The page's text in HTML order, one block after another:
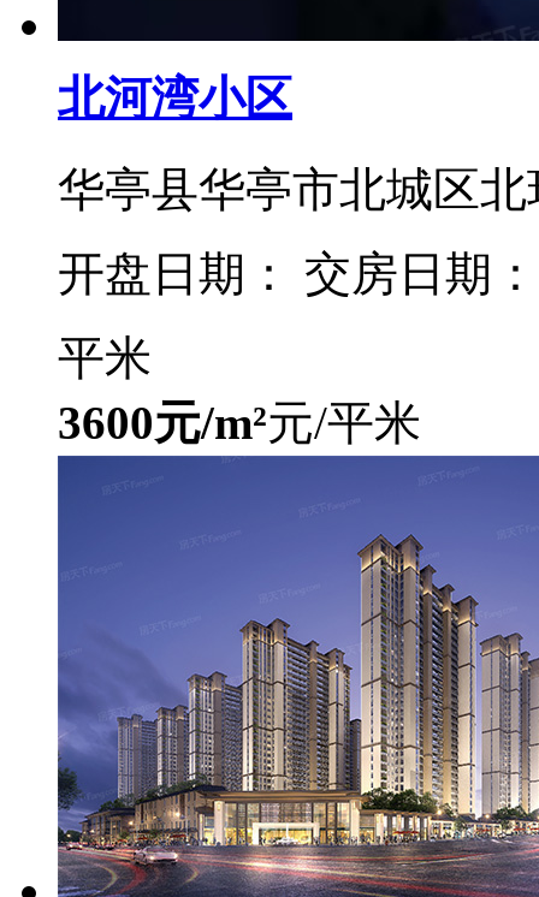
北河湾小区
华亭县华亭市北城区
开盘日期： 交房日期：
平米
3600元/m²元/平米